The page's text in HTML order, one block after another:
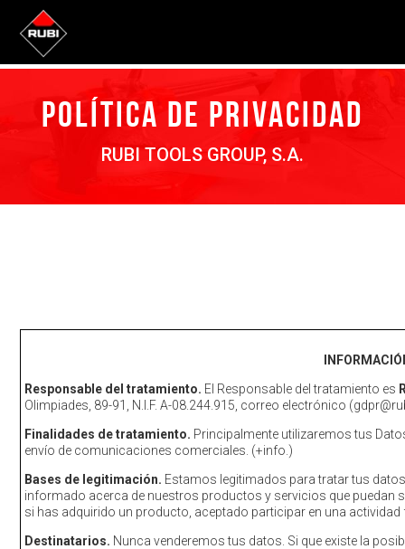
POLÍTICA DE PRIVACIDAD
RUBI TOOLS GROUP, S.A.
Responsable del tratamiento. El Responsable del tratamiento es
Olimpiades, 89-91, N.I.F. A-08.244.915, correo electrónico
Finalidades de tratamiento. Principalmente utilizaremos tus
envío de comunicaciones comerciales. (+info.)
Bases de legitimación. Estamos legitimados para tratar tus
informado acerca de nuestros productos y servicios que puedan
si has adquirido un producto, aceptado participar en una
Destinatarios. Nunca venderemos tus datos. Si que existe la